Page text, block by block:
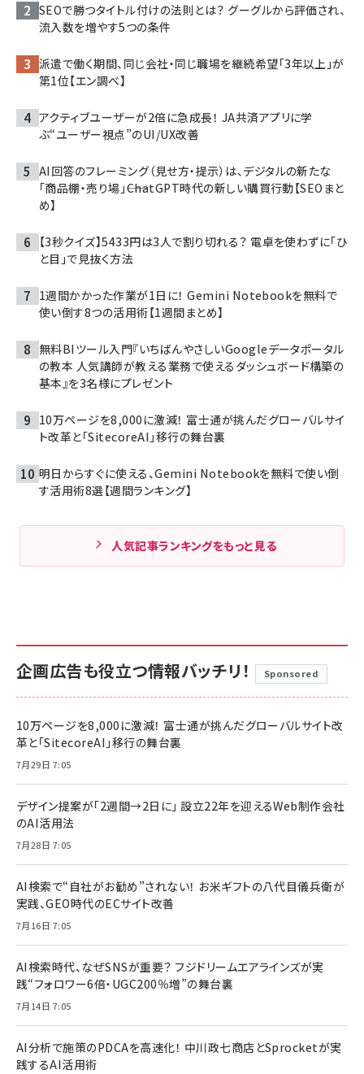
SEOで勝つタイトル付けの法則とは？ グーグルから評価され、
流入数を増やす5つの条件
派遣で働く期間、同じ会社・同じ職場を継続希望「3年以上」が
第1位【エン調べ】
アクティブユーザーが2倍に急成長！ JA共済アプリに学
ぶ“ユーザー視点”のUI/UX改善
AI回答のフレーミング（見せ方・提示）は、デジタルの新たな
「商品棚・売り場」――ChatGPT時代の新しい購買行動【SEOまと
め】
【3秒クイズ】5433円は3人で割り切れる？ 電卓を使わずに「ひ
と目」で見抜く方法
1週間かかった作業が1日に！ Gemini Notebookを無料で
使い倒す8つの活用術【1週間まとめ】
無料BIツール入門『いちばんやさしいGoogleデータポータル
の教本 人気講師が教える業務で使えるダッシュボード構築の
基本』を3名様にプレゼント
10万ページを8,000に激減！ 富士通が挑んだグローバルサイ
ト改革と「SitecoreAI」移行の舞台裏
明日からすぐに使える、Gemini Notebookを無料で使い倒
す活用術8選【週間ランキング】
人気記事ランキングをもっと見る
企画広告も役立つ情報バッチリ！ Sponsored
10万ページを8,000に激減！ 富士通が挑んだグローバルサイト改
革と「SitecoreAI」移行の舞台裏
7月29日 7:05
デザイン提案が「2週間→2日に」 設立22年を迎えるWeb制作会社
のAI活用法
7月28日 7:05
AI検索で“自社がお勧め”されない！ お米ギフトの八代目儀兵衛が
実践、GEO時代のECサイト改善
7月16日 7:05
AI検索時代、なぜSNSが重要？ フジドリームエアラインズが実
践“フォロワー6倍・UGC200％増”の舞台裏
7月14日 7:05
AI分析で施策のPDCAを高速化！ 中川政七商店とSprocketが実
践するAI活用術